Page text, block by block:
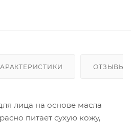
ОТЗЫВЫ
лица на основе масла
питает сухую кожу,